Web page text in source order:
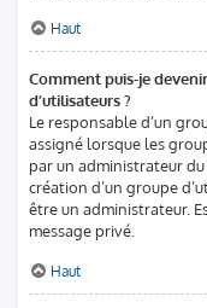
Haut
Comment puis-je
d’utilisateurs ?
Le responsable d’un
assigné lorsque les
par un administrateur
création d’un groupe
être un administrateur.
message privé.
Haut